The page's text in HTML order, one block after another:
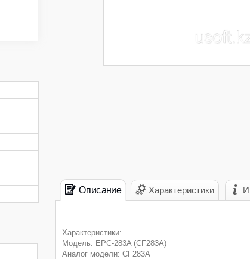
Описание Характеристики
Характеристики:
Модель: EPC-283A (CF283A)
Аналог модели: CF283A